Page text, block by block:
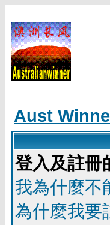
Aust
登入及註冊
我為什麼不
為什麼我要